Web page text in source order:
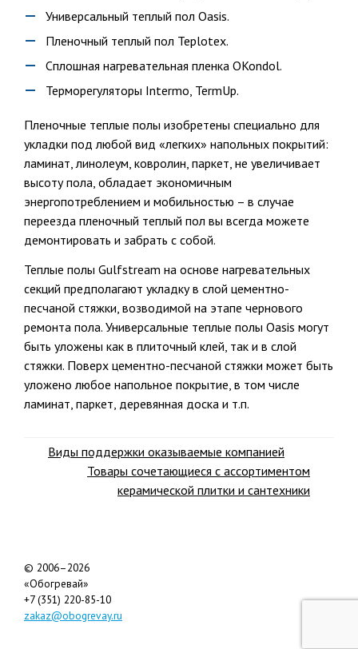
Универсальный теплый пол Oasis.
Пленочный теплый пол Teplotex.
Сплошная нагревательная пленка OKondol.
Терморегуляторы Intermo, TermUp.
Пленочные теплые полы изобретены специально для
укладки под любой вид «легких» напольных покрытий:
ламинат, линолеум, ковролин, паркет, не увеличивает
высоту пола, обладает экономичным
энергопотреблением и мобильностью – в случае
переезда пленочный теплый пол вы всегда можете
демонтировать и забрать с собой.
Теплые полы Gulfstream на основе нагревательных
секций предполагают укладку в слой цементно-
песчаной стяжки, возводимой на этапе чернового
ремонта пола. Универсальные теплые полы Oasis могут
быть уложены как в плиточный клей, так и в слой
стяжки. Поверх цементно-песчаной стяжки может быть
уложено любое напольное покрытие, в том числе
ламинат, паркет, деревянная доска и т.п.
Виды поддержки оказываемые компанией
Товары сочетающиеся с ассортиментом
керамической плитки и сантехники
© 2006–2026
«Обогревай»
+7 (351) 220-85-10
zakaz@obogrevay.ru